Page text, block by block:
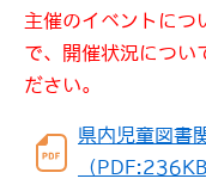
主催のイベントにつ
で、開催状況につい
ださい。
県内児童図書
（